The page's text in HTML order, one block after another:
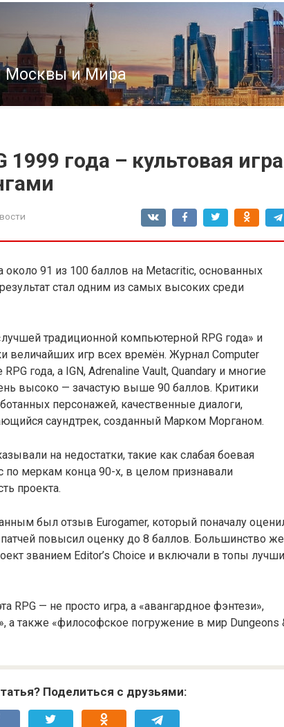
Москвы и Мира
1999 года – культовая игра
91 из 100 баллов на Metacritic, основанных
стал одним из самых высоких среди
традиционной компьютерной RPG года» и
величайших игр всех времён. Журнал Computer
года, а IGN, Adrenaline Vault, Quandary и многие
высоко — зачастую выше 90 баллов. Критики
персонажей, качественные диалоги,
саундтрек, созданный Марком Морганом.
на недостатки, такие как слабая боевая
по меркам конца 90-х, в целом признавали
проекта.
был отзыв Eurogamer, который поначалу
повысил оценку до 8 баллов. Большинство же
званием Editor’s Choice и включали в топы
RPG — не просто игра, а «авангардное фэнтези»,
а также «философское погружение в мир Dungeons
Поделиться с друзьями: